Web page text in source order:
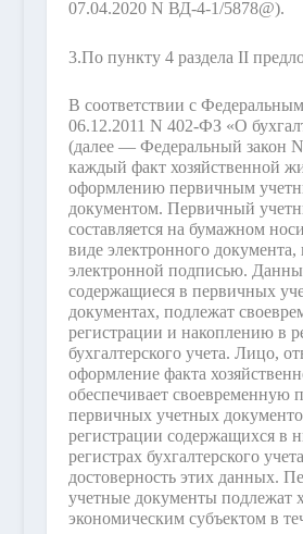
07.04.2020 N ВД-4-1/5878@).
3.По пункту 4 раздела II
В соответствии с
06.12.2011 N 402-ФЗ «О
(далее — Федеральный закон
каждый факт хозяйственной
оформлению первичным
документом. Первичный
составляется на бумажном
виде электронного
электронной подписью.
содержащиеся в первичных
документах, подлежат
регистрации и накоплению в
бухгалтерского учета. Лицо,
оформление факта
обеспечивает своевременную
первичных учетных
регистрации содержащихся в
регистрах бухгалтерского
достоверность этих данных.
учетные документы подлежат
экономическим субъектом в